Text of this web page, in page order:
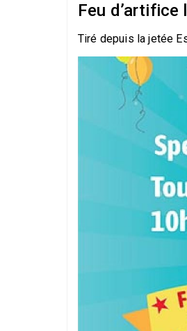
Feu d’artifice
Tiré depuis la jetée